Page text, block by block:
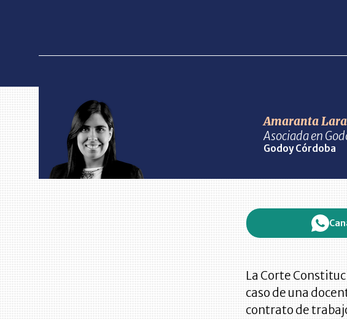
Amaranta
Asociada en
Godoy Córdoba
La Corte
caso de una
contrato de